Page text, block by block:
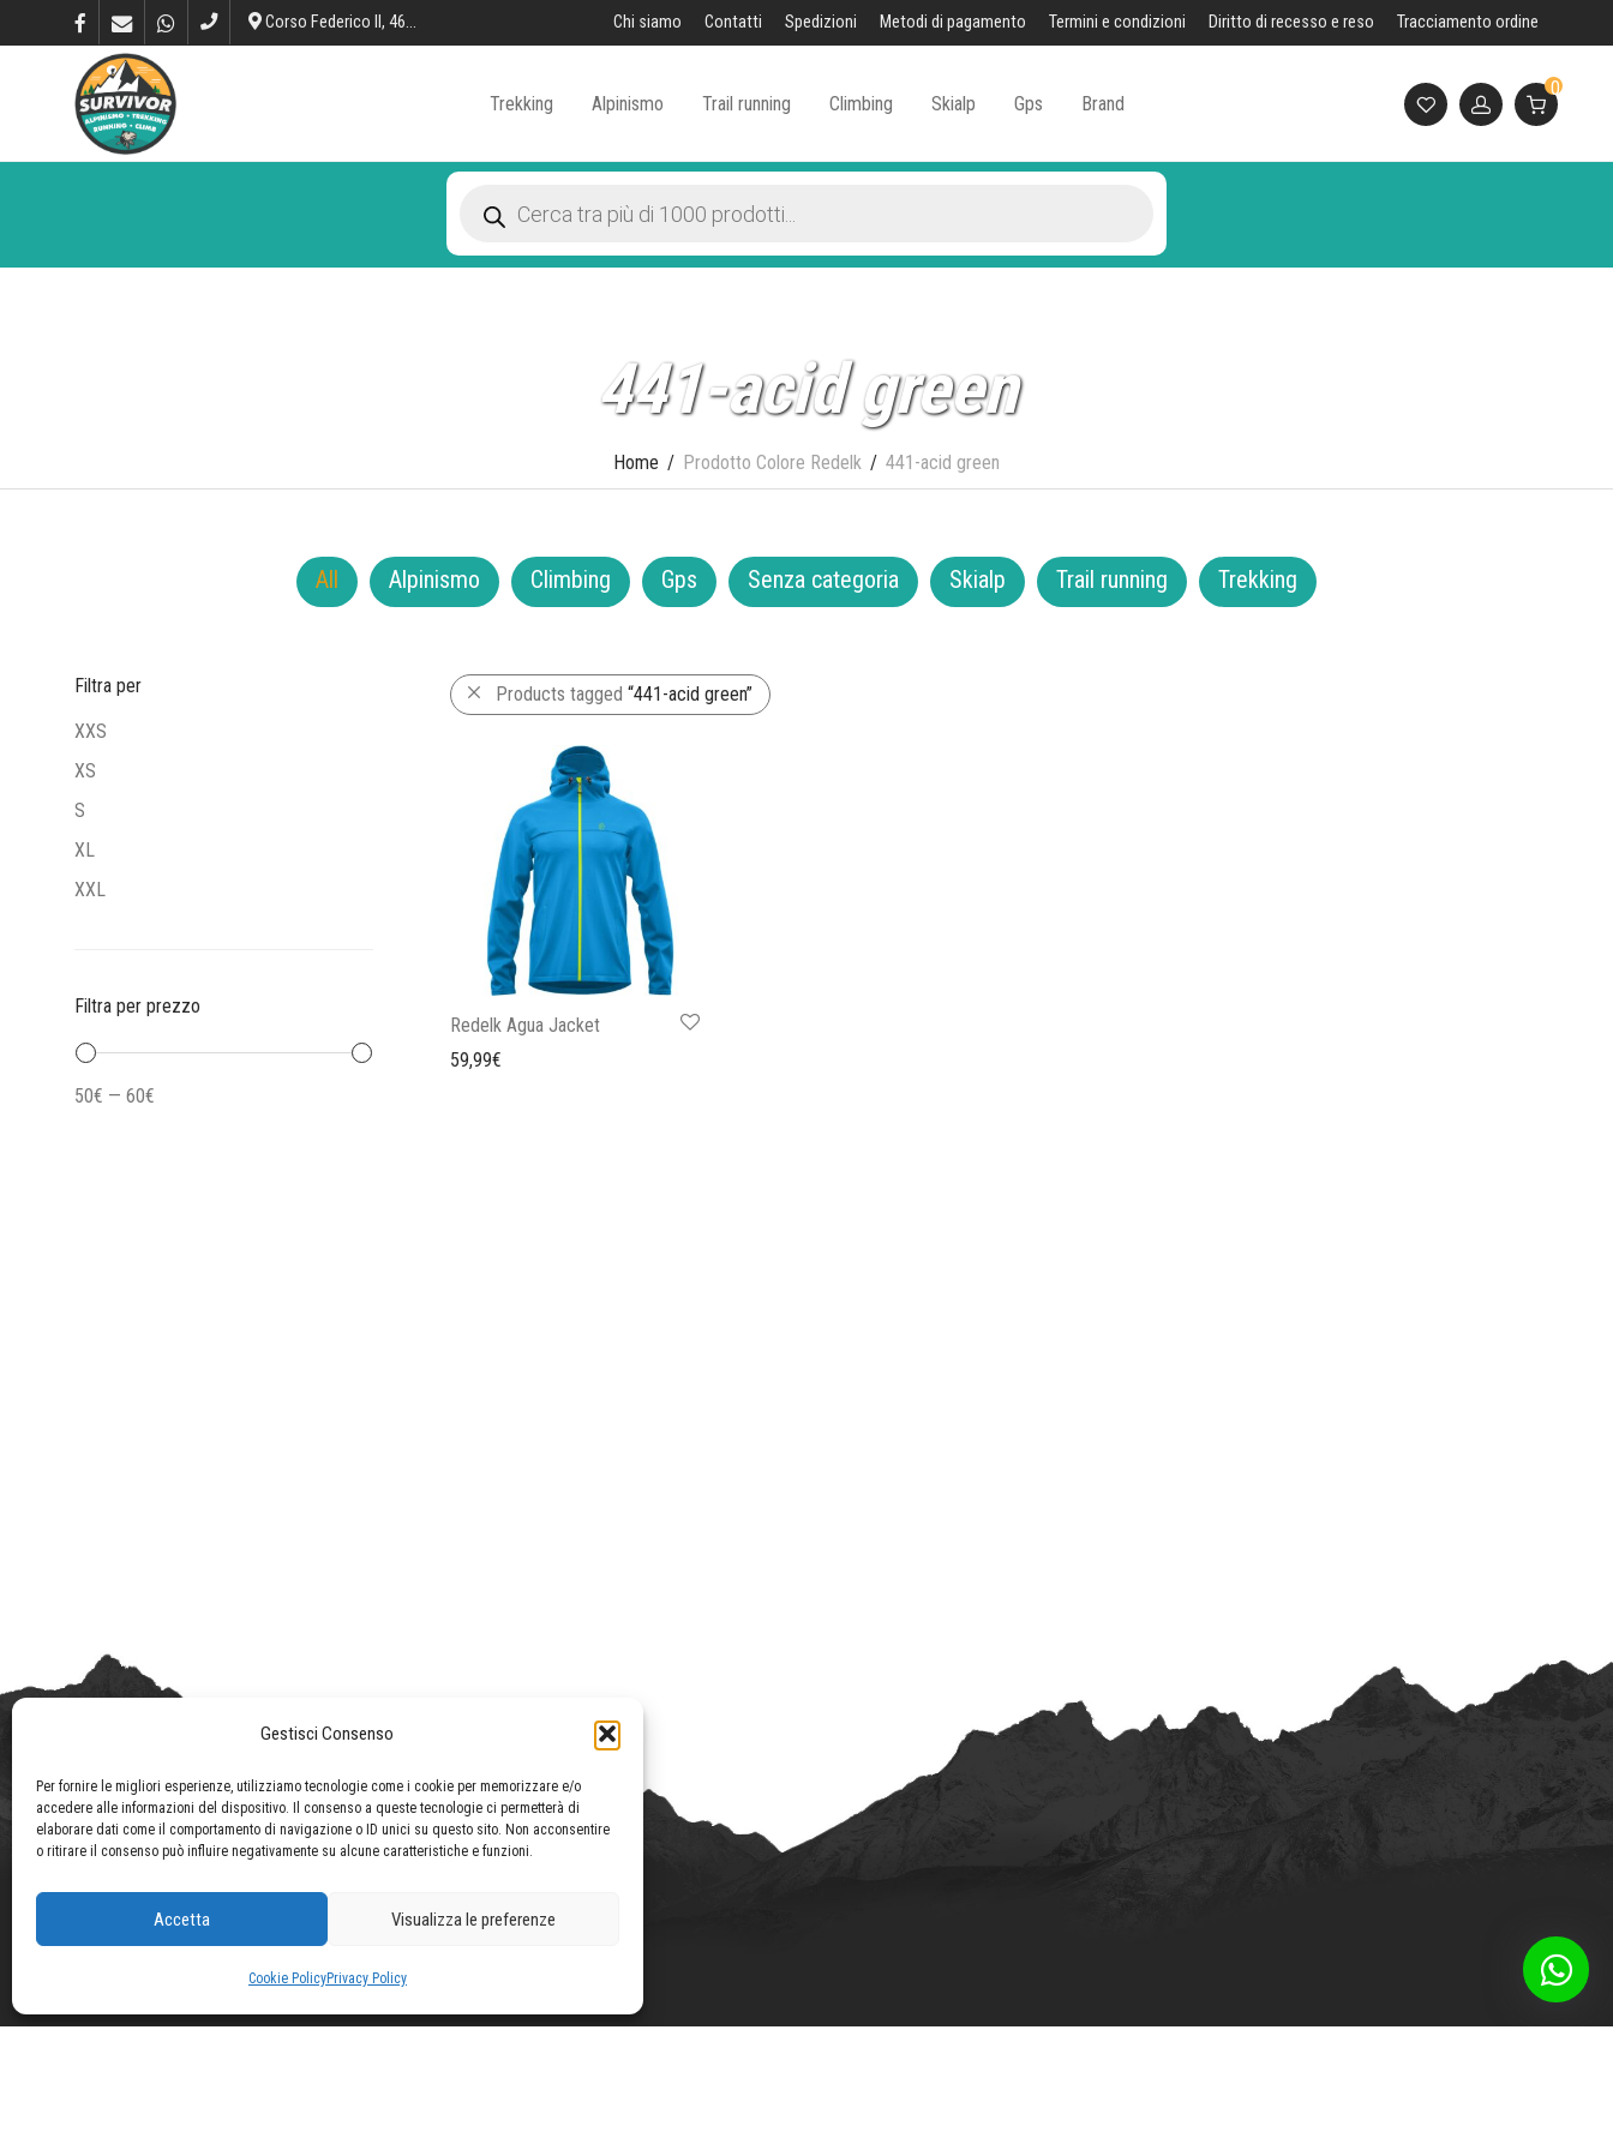
Gestisci Consenso
Per fornire le migliori esperienze, utilizziamo tecnologie come i cookie per memorizzare e/o
accedere alle informazioni del dispositivo. Il consenso a queste tecnologie ci permetterà di
elaborare dati come il comportamento di navigazione o ID unici su questo sito. Non acconsentire
o ritirare il consenso può influire negativamente su alcune caratteristiche e funzioni.
Accetta Visualizza le preferenze
Cookie PolicyPrivacy Policy
Corso Federico II, 46, L’Aquila Chi siamo Contatti Spedizioni Metodi di pagamento Termini e condizioni Diritto di recesso e reso Tracciamento ordine
Trekking Alpinismo Trail running Climbing Skialp Gps Brand
0
search
441-acid green
Home / Prodotto Colore Redelk / 441-acid green
All Alpinismo Climbing Gps Senza categoria Skialp Trail running Trekking
Filtra per
XXS
XS
S
XL
XXL
Filtra per prezzo
50€ — 60€
Products tagged “441-acid green”
Redelk Agua Jacket
59,99€